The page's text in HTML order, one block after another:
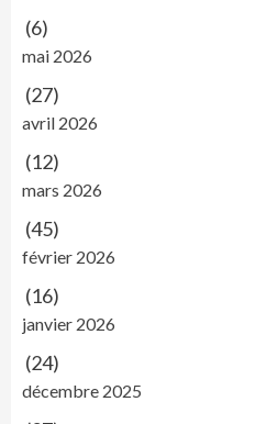
(6)
mai 2026
(27)
avril 2026
(12)
mars 2026
(45)
février 2026
(16)
janvier 2026
(24)
décembre 2025